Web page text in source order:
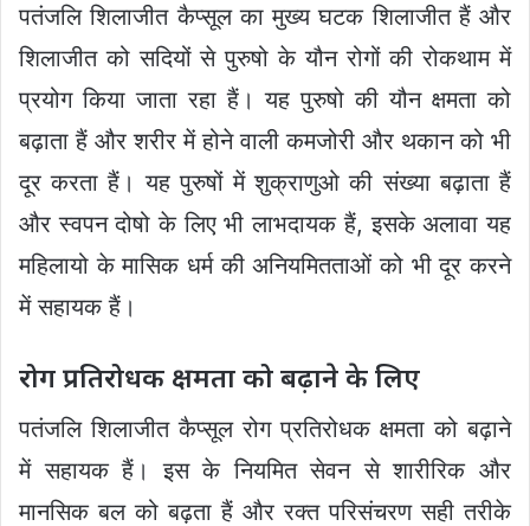
पतंजलि शिलाजीत कैप्सूल का मुख्य घटक शिलाजीत हैं और
शिलाजीत को सदियों से पुरुषो के यौन रोगों की रोकथाम में
प्रयोग किया जाता रहा हैं। यह पुरुषो की यौन क्षमता को
बढ़ाता हैं और शरीर में होने वाली कमजोरी और थकान को भी
दूर करता हैं। यह पुरुषों में शुक्राणुओ की संख्या बढ़ाता हैं
और स्वपन दोषो के लिए भी लाभदायक हैं, इसके अलावा यह
महिलायो के मासिक धर्म की अनियमितताओं को भी दूर करने
में सहायक हैं।
रोग प्रतिरोधक क्षमता को बढ़ाने के लिए
पतंजलि शिलाजीत कैप्सूल रोग प्रतिरोधक क्षमता को बढ़ाने
में सहायक हैं। इस के नियमित सेवन से शारीरिक और
मानसिक बल को बढ़ता हैं और रक्त परिसंचरण सही तरीके